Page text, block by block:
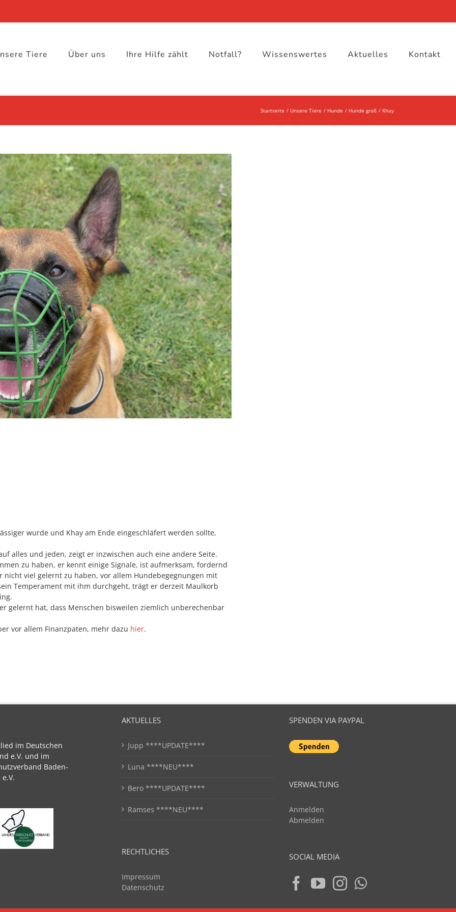
Tiere Über uns Ihre Hilfe zählt Notfall? Wissenswertes Aktuelles Kontakt
Startseite Unsere Tiere Hunde Hunde groß Khay
wurde und Khay am Ende eingeschläfert werden sollte,
alles und jeden, zeigt er inzwischen auch eine andere Seite.
zu haben, er kennt einige Signale, ist aufmerksam, fordernd
viel gelernt zu haben, vor allem Hundebegegnungen mit
Temperament mit ihm durchgeht, trägt er derzeit Maulkorb
gelernt hat, dass Menschen bisweilen ziemlich unberechenbar
vor allem Finanzpaten, mehr dazu hier.
im Deutschen
e.V. und im
Baden-
AKTUELLES
Jupp ****UPDATE****
Luna ****NEU****
Bero ****UPDATE****
Ramses ****NEU****
RECHTLICHES
Impressum
Datenschutz
SPENDEN VIA PAYPAL
VERWALTUNG
Anmelden
Abmelden
SOCIAL MEDIA